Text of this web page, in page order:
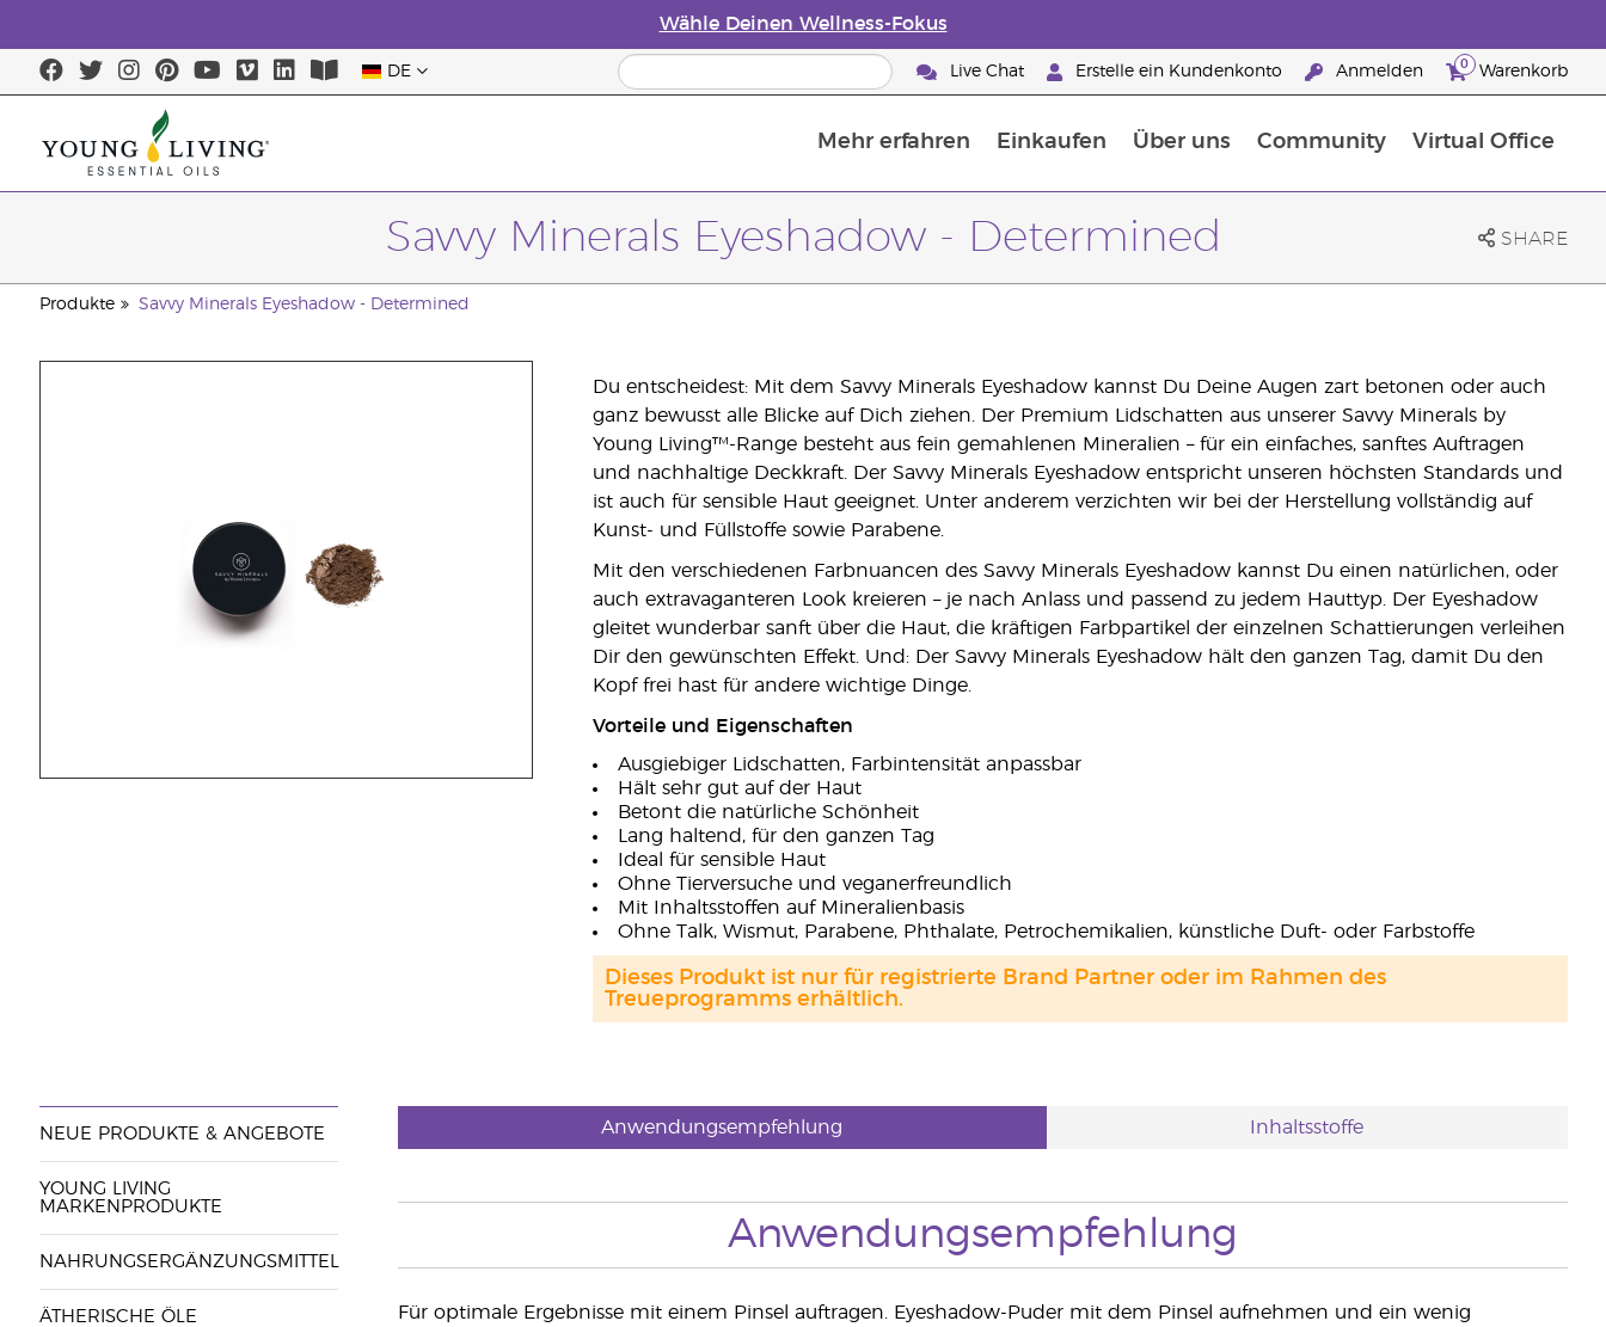
Wähle Deinen Wellness-Fokus
DE Live Chat Erstelle ein Kundenkonto Anmelden 0 Warenkorb
Mehr erfahren Einkaufen Über uns Community Virtual Office
Savvy Minerals Eyeshadow - Determined SHARE
Produkte Savvy Minerals Eyeshadow - Determined
Du entscheidest: Mit dem Savvy Minerals Eyeshadow kannst Du Deine Augen zart betonen oder auch
ganz bewusst alle Blicke auf Dich ziehen. Der Premium Lidschatten aus unserer Savvy Minerals by
Young Living™-Range besteht aus fein gemahlenen Mineralien – für ein einfaches, sanftes Auftragen
und nachhaltige Deckkraft. Der Savvy Minerals Eyeshadow entspricht unseren höchsten Standards und
ist auch für sensible Haut geeignet. Unter anderem verzichten wir bei der Herstellung vollständig auf
Kunst- und Füllstoffe sowie Parabene.
Mit den verschiedenen Farbnuancen des Savvy Minerals Eyeshadow kannst Du einen natürlichen, oder
auch extravaganteren Look kreieren – je nach Anlass und passend zu jedem Hauttyp. Der Eyeshadow
gleitet wunderbar sanft über die Haut, die kräftigen Farbpartikel der einzelnen Schattierungen verleihen
Dir den gewünschten Effekt. Und: Der Savvy Minerals Eyeshadow hält den ganzen Tag, damit Du den
Kopf frei hast für andere wichtige Dinge.
Vorteile und Eigenschaften
Ausgiebiger Lidschatten, Farbintensität anpassbar
Hält sehr gut auf der Haut
Betont die natürliche Schönheit
Lang haltend, für den ganzen Tag
Ideal für sensible Haut
Ohne Tierversuche und veganerfreundlich
Mit Inhaltsstoffen auf Mineralienbasis
Ohne Talk, Wismut, Parabene, Phthalate, Petrochemikalien, künstliche Duft- oder Farbstoffe
Dieses Produkt ist nur für registrierte Brand Partner oder im Rahmen des
Treueprogramms erhältlich.
NEUE PRODUKTE & ANGEBOTE
YOUNG LIVING
MARKENPRODUKTE
NAHRUNGSERGÄNZUNGSMITTEL
ÄTHERISCHE ÖLE
Anwendungsempfehlung Inhaltsstoffe
Anwendungsempfehlung
Für optimale Ergebnisse mit einem Pinsel auftragen. Eyeshadow-Puder mit dem Pinsel aufnehmen und ein wenig